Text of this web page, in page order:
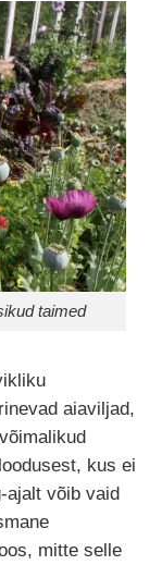
taimed
aiaviljad,
kus ei
ajalt võib vaid
mitte selle